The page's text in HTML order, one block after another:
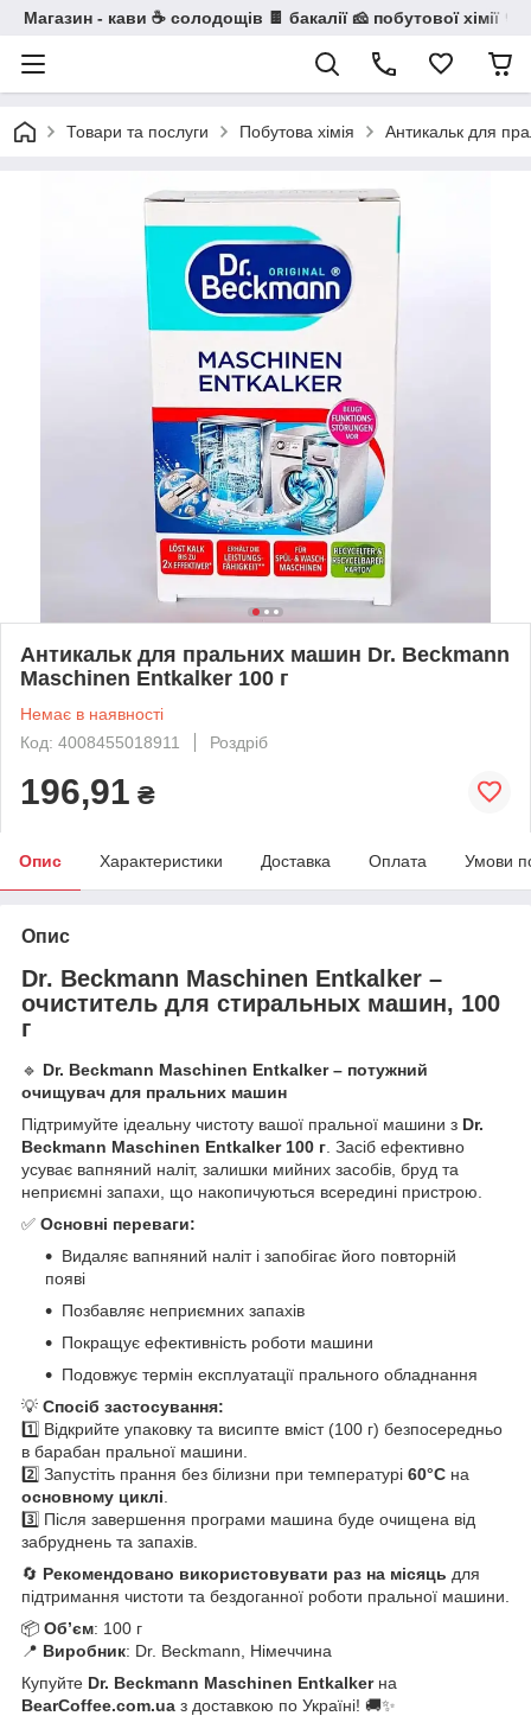
Магазин - кави ☕ солодощів 🍫 бакалії 🧀 побутової хімії 🧼
Товари та послуги Побутова хімія Антикальк для
Антикальк для пральних машин Dr. Beckmann
Maschinen Entkalker 100 г
Немає в наявності
Код: 4008455018911
Роздріб
196,91 ₴
Опис Характеристики Доставка Оплата Умови
Опис
Dr. Beckmann Maschinen Entkalker –
очиститель для стиральных машин, 100
г
🔹 Dr. Beckmann Maschinen Entkalker – потужний
очищувач для пральних машин
Підтримуйте ідеальну чистоту вашої пральної машини з Dr.
Beckmann Maschinen Entkalker 100 г. Засіб ефективно
усуває вапняний наліт, залишки мийних засобів, бруд та
неприємні запахи, що накопичуються всередині пристрою.
✅ Основні переваги:
Видаляє вапняний наліт і запобігає його повторній
появі
Позбавляє неприємних запахів
Покращує ефективність роботи машини
Подовжує термін експлуатації прального обладнання
💡 Спосіб застосування:
1️⃣ Відкрийте упаковку та висипте вміст (100 г) безпосередньо
в барабан пральної машини.
2️⃣ Запустіть прання без білизни при температурі 60°C на
основному циклі.
3️⃣ Після завершення програми машина буде очищена від
забруднень та запахів.
🔄 Рекомендовано використовувати раз на місяць для
підтримання чистоти та бездоганної роботи пральної машини.
📦 Об’єм: 100 г
📍 Виробник: Dr. Beckmann, Німеччина
Купуйте Dr. Beckmann Maschinen Entkalkerна
BearCoffee.com.ua з доставкою по Україні! 🚚✨